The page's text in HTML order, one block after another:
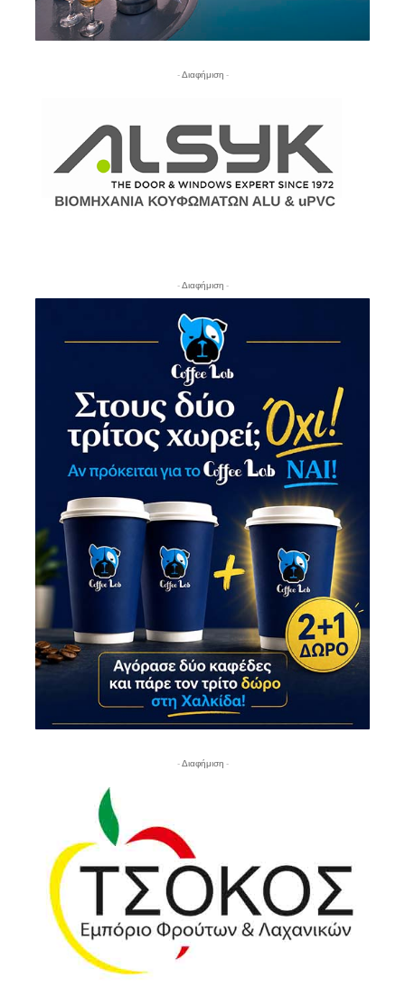
- Διαφήμιση -
- Διαφήμιση -
- Διαφήμιση -